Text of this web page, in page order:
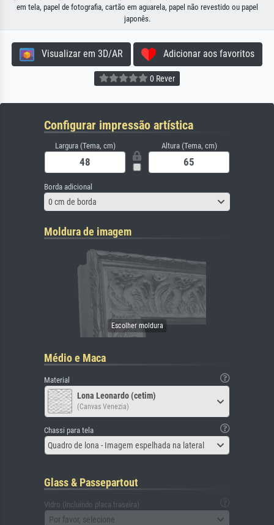
em tela, papel de fotografia, cartão em aguarela, papel não revestido ou papel
japonês.
Visualizar em 3D/AR Adicionar aos favoritos
0 Rever
Configurar impressão artística
Largura (Tema, cm) Altura (Tema, cm)
Borda adicional
0 cm de borda
Moldura de imagem
Médio e Maca
Material
Lona Leonardo (cetim)
(Canvas Venezia)
Chassi para tela
Quadro de lona - Imagem espelhada na lateral
Glass & Passepartout
Vidro (incluindo placa traseira)
Por favor, selecione